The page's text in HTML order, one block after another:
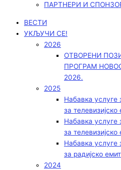
ПАРТНЕРИ И
ВЕСТИ
УКЉУЧИ СЕ!
2026
ОТВОРЕНИ
ПРОГРАМ
2026.
2025
Набавка услуге
за
Набавка услуге
за
Набавка услуге
за радијско
2024